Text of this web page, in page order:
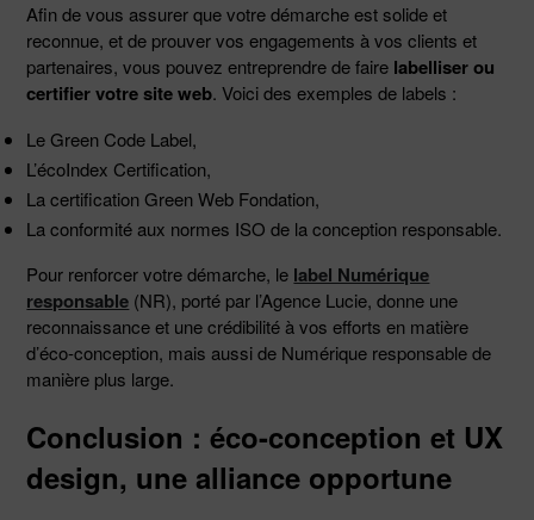
Afin de vous assurer que votre démarche est solide et
reconnue, et de prouver vos engagements à vos clients et
partenaires, vous pouvez entreprendre de faire labelliser ou
certifier votre site web. Voici des exemples de labels :
Le Green Code Label,
L’écoIndex Certification,
La certification Green Web Fondation,
La conformité aux normes ISO de la conception responsable.
Pour renforcer votre démarche, le label Numérique
responsable (NR), porté par l’Agence Lucie, donne une
reconnaissance et une crédibilité à vos efforts en matière
d’éco-conception, mais aussi de Numérique responsable de
manière plus large.
Conclusion : éco-conception et UX
design, une alliance opportune